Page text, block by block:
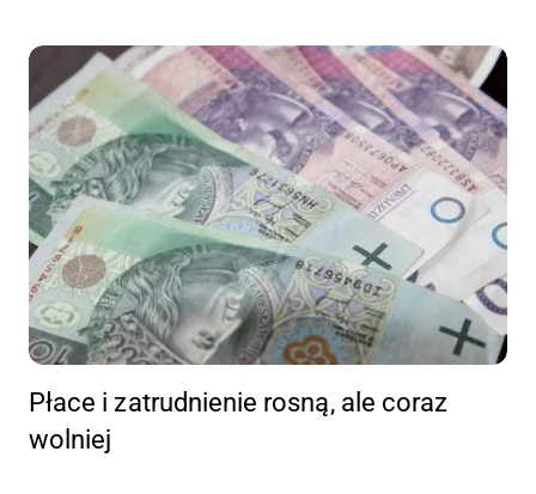
Płace i zatrudnienie rosną, ale coraz
wolniej